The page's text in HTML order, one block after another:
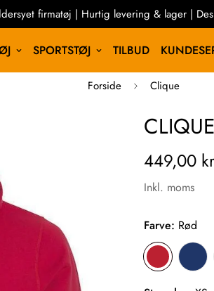
firmatøj | Hurtig levering & lager |
SPORTSTØJ TILBUD
Forside Clique
449,00 kr
Inkl. moms
Farve: Rød